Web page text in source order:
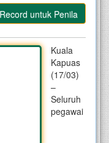
untuk Penilaian Kinerja
Kuala
Kapuas
(17/03)
–
Seluruh
pegawai